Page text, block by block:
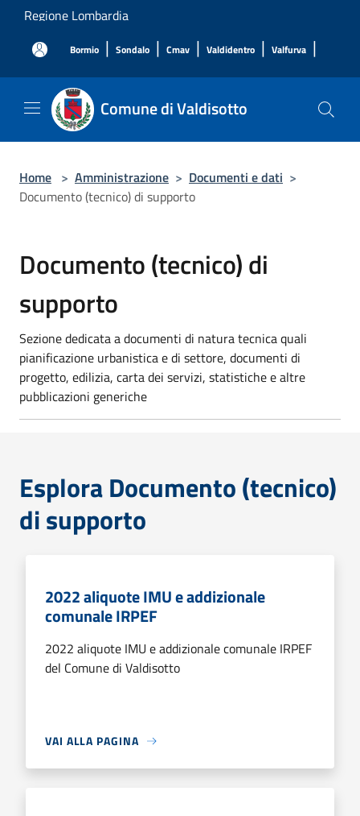
Salta al contenuto principale
Regione Lombardia
Bormio | Sondalo | Cmav | Valdidentro | Valfurva |
Comune di Valdisotto
Home > Amministrazione > Documenti e dati >
Documento (tecnico) di supporto
Documento (tecnico) di
supporto
Sezione dedicata a documenti di natura tecnica quali
pianificazione urbanistica e di settore, documenti di
progetto, edilizia, carta dei servizi, statistiche e altre
pubblicazioni generiche
Esplora Documento (tecnico)
di supporto
2022 aliquote IMU e addizionale
comunale IRPEF
2022 aliquote IMU e addizionale comunale IRPEF
del Comune di Valdisotto
VAI ALLA PAGINA